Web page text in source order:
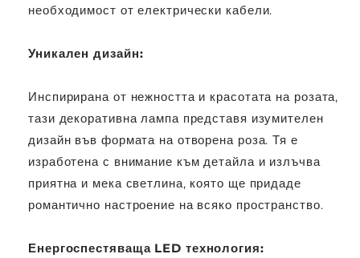
необходимост от електрически кабели.
Уникален дизайн:
Инспирирана от нежността и красотата на розата,
тази декоративна лампа представя изумителен
дизайн във формата на отворена роза. Тя е
изработена с внимание към детайла и излъчва
приятна и мека светлина, която ще придаде
романтично настроение на всяко пространство.
Енергоспестяваща LED технология: